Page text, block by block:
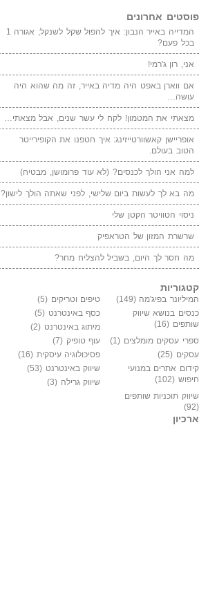
פוסטים אחרונים
המדייה באייר הנבון: איך להפול שקל לשנקל; אגורה 1
בכל פעם?
אני, רון ג'רמי!
אם ווארן באפט היה מדיה באייר, זה מה שהוא היה
עושה…
מצאתי את המטמון! לקח לי עשר שנים, אבל מצאתי…
אופריישן קאשוורטייזינג: איך חטפנו את הקופירייטר
הטוב בעולם.
למה אני הולך לכנסים? (לא עוד פרומושן, מבטיח)
מה בא לך לעשות ביום שלישי, לפני שאתה הולך לישון?
ניסוי הטוויטר הקטן שלי
שרשרת המזון של הטראפיק
מה חסר לך היום, בשביל להצליח מחר?
קטגוריות
המיליונר בפיג'מה (149) טיפים וטריקים (5)
כנסים בנושא שיווק
שותפים (16)
כסף באינטרנט (5)
מיתוג באינטרנט (2)
ספרי עסקים מומלצים (1) עוף טופיק (7)
עסקים (25) פסיכולוגיה עיסקית (16)
קידום אתרים במנועי
חיפוש (102)
שיווק באינטרנט (53)
שיווק גרילה (3)
שיווק תוכניות שותפים
(92)
ארכיון